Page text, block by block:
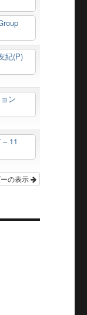
紀(P)
ョン
– 11
の表示